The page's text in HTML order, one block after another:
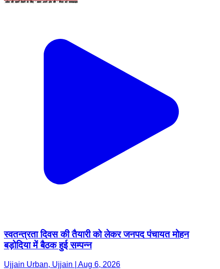
स्वतन्त्रता दिवस की तैयारी को लेकर जनपद पंचायत मोहन
बड़ोदिया में बैठक हुई सम्पन्न
Ujjain Urban, Ujjain | Aug 6, 2026